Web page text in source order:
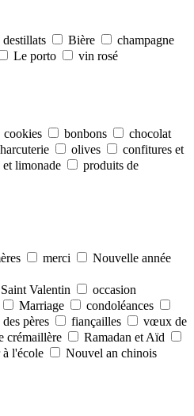
destillats Bière
champagne
Le porto
vin rosé
cookies bonbons
chocolat
olives
confitures et
et limonade
produits de
merci
Nouvelle année
Saint Valentin
occasion
Marriage
condoléances
des pères fiançailles
vœux de
crémaillère
Ramadan et Aïd
à l'école
Nouvel an chinois